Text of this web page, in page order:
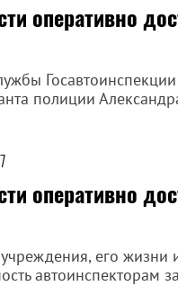
оперативно
полиции
оперативно
его жизни
автоинспекторам